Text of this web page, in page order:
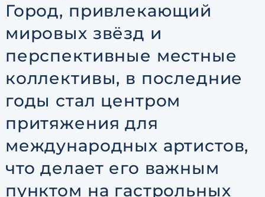
Город, привлекающий
мировых звёзд и
перспективные местные
коллективы, в последние
годы стал центром
притяжения для
международных артистов,
что делает его важным
пунктом на гастрольных